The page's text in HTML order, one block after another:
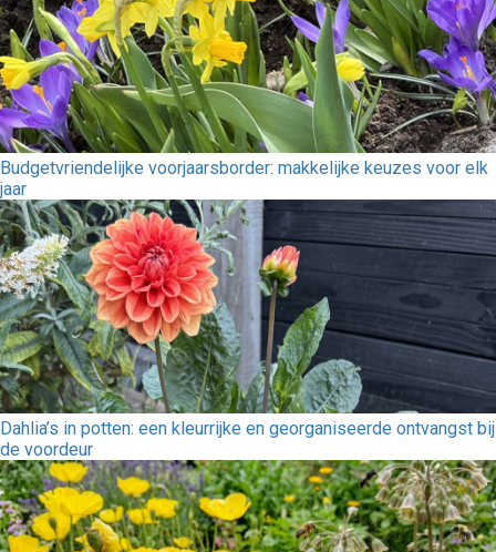
Budgetvriendelijke voorjaarsborder: makkelijke keuzes voor elk
jaar
Dahlia’s in potten: een kleurrijke en georganiseerde ontvangst bij
de voordeur